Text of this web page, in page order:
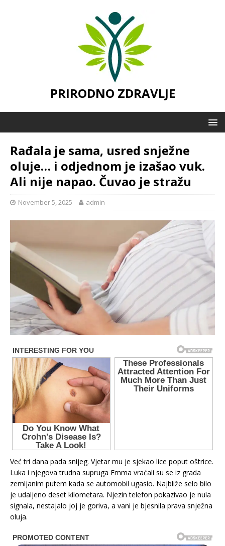
PRIRODNO ZDRAVLJE
Rađala je sama, usred snježne
oluje… i odjednom je izašao vuk.
Ali nije napao. Čuvao je stražu
November 5, 2025 admin
Već tri dana pada snijeg. Vjetar mu je sjekao lice poput oštrice.
Luka i njegova trudna supruga Emma vraćali su se iz grada
zemljanim putem kada se automobil ugasio. Najbliže selo bilo
je udaljeno deset kilometara. Njezin telefon pokazivao je nula
signala, nestajalo joj je goriva, a vani je bjesnila prava snježna
oluja.